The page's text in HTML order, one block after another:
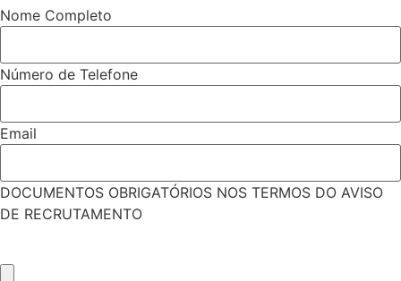
Nome Completo
Número de Telefone
Email
DOCUMENTOS OBRIGATÓRIOS NOS TERMOS DO AVISO
DE RECRUTAMENTO